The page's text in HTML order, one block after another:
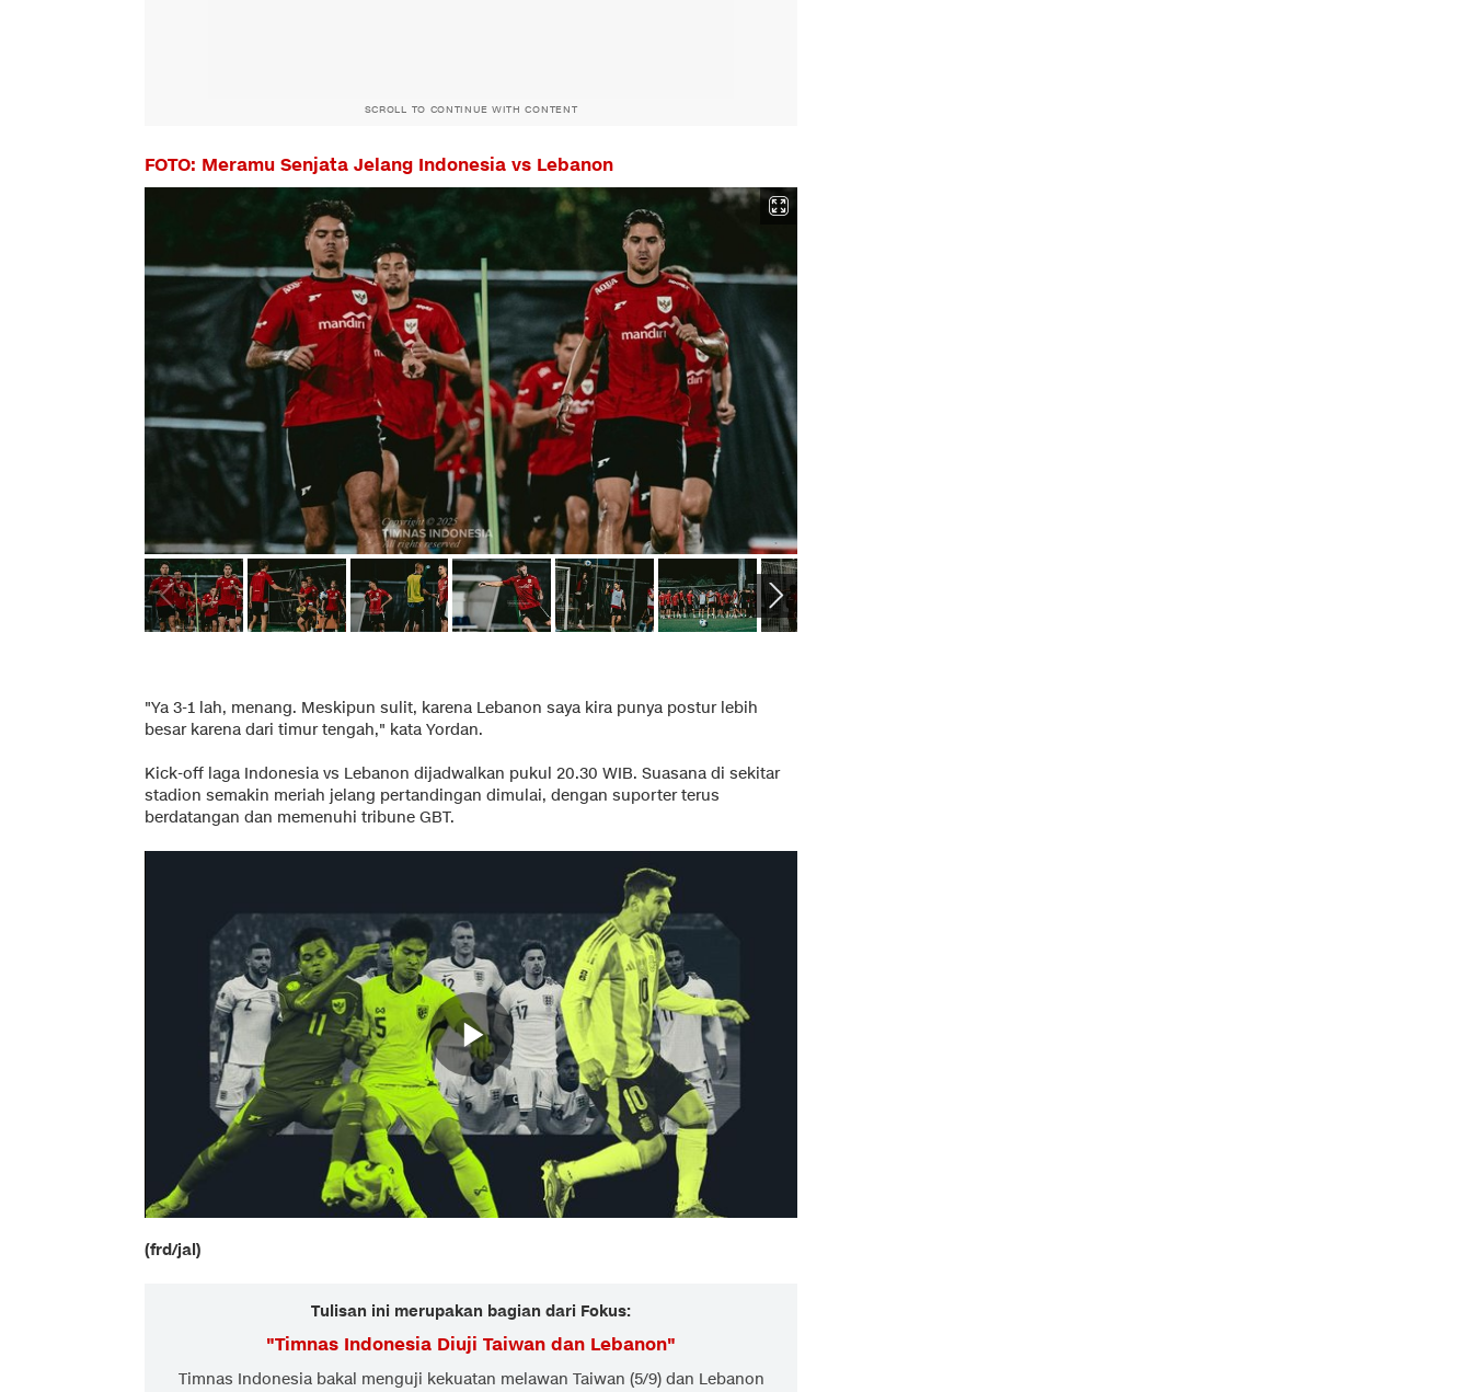
SCROLL TO CONTINUE WITH CONTENT
FOTO: Meramu Senjata Jelang Indonesia vs Lebanon
"Ya 3-1 lah, menang. Meskipun sulit, karena Lebanon saya kira punya postur lebih
besar karena dari timur tengah," kata Yordan.
Kick-off laga Indonesia vs Lebanon dijadwalkan pukul 20.30 WIB. Suasana di sekitar
stadion semakin meriah jelang pertandingan dimulai, dengan suporter terus
berdatangan dan memenuhi tribune GBT.
(frd/jal)
Tulisan ini merupakan bagian dari Fokus:
"Timnas Indonesia Diuji Taiwan dan Lebanon"
Timnas Indonesia bakal menguji kekuatan melawan Taiwan (5/9) dan Lebanon